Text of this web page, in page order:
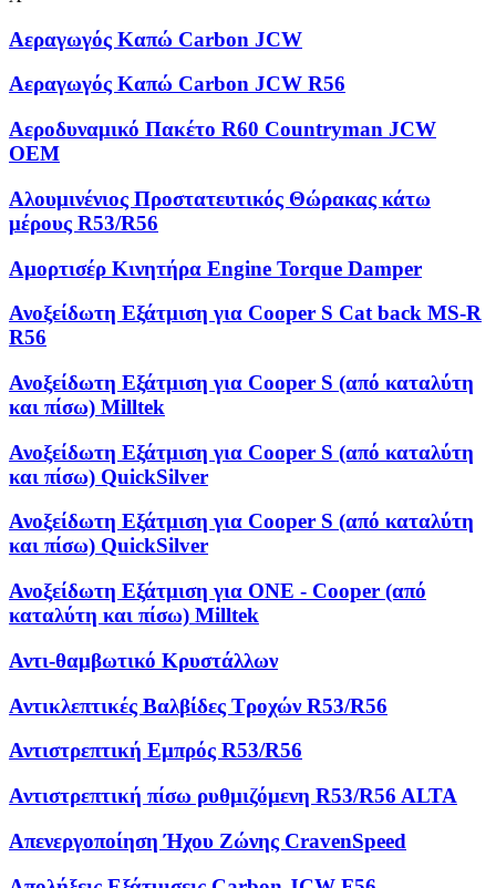
Αεραγωγός Καπώ Carbon JCW
Αεραγωγός Καπώ Carbon JCW R56
Αεροδυναμικό Πακέτο R60 Countryman JCW
OEM
Αλουμινένιος Προστατευτικός Θώρακας κάτω
μέρους R53/R56
Αμορτισέρ Κινητήρα Engine Torque Damper
Ανοξείδωτη Eξάτμιση για Cooper S Cat back MS-R
R56
Ανοξείδωτη Εξάτμιση για Cooper S (από καταλύτη
και πίσω) Milltek
Ανοξείδωτη Εξάτμιση για Cooper S (από καταλύτη
και πίσω) QuickSilver
Ανοξείδωτη Εξάτμιση για Cooper S (από καταλύτη
και πίσω) QuickSilver
Ανοξείδωτη Εξάτμιση για ONE - Cooper (από
καταλύτη και πίσω) Milltek
Αντι-θαμβωτικό Κρυστάλλων
Αντικλεπτικές Βαλβίδες Τροχών R53/R56
Αντιστρεπτική Εμπρός R53/R56
Αντιστρεπτική πίσω ρυθμιζόμενη R53/R56 ALTA
Απενεργοποίηση Ήχου Ζώνης CravenSpeed